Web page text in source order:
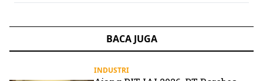
BACA JUGA
INDUSTRI